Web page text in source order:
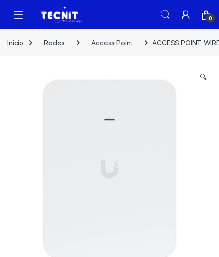
0
Inicio Redes Access Point ACCESS POINT
🔍